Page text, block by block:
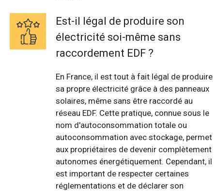
Est-il légal de produire son
électricité soi-même sans
raccordement EDF ?
En France, il est tout à fait légal de produire
sa propre électricité grâce à des panneaux
solaires, même sans être raccordé au
réseau EDF. Cette pratique, connue sous le
nom d'autoconsommation totale ou
autoconsommation avec stockage, permet
aux propriétaires de devenir complètement
autonomes énergétiquement. Cependant, il
est important de respecter certaines
réglementations et de déclarer son